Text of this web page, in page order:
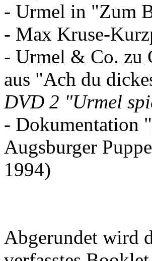
- Urmel in "Zum
- Max Kruse-
- Urmel & Co. zu
aus "Ach du
DVD 2 "Urmel
- Dokumentation
Augsburger
1994)
Abgerundet wird